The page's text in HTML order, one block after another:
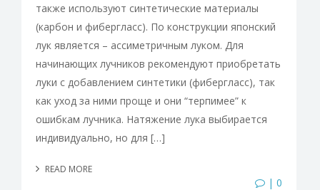
также используют синтетические материалы
(карбон и фибергласс). По конструкции японский
лук является – ассиметричным луком. Для
начинающих лучников рекомендуют приобретать
луки с добавлением синтетики (фибергласс), так
как уход за ними проще и они “терпимее” к
ошибкам лучника. Натяжение лука выбирается
индивидуально, но для […]
READ MORE
| 0